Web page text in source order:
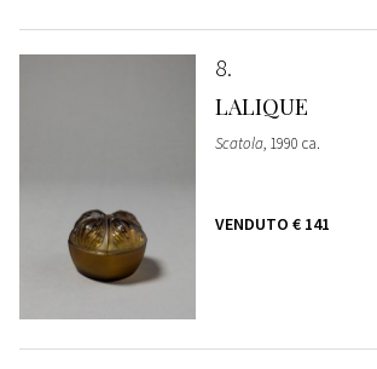
8
LALIQUE
Scatola, 1990 ca.
VENDUTO € 141